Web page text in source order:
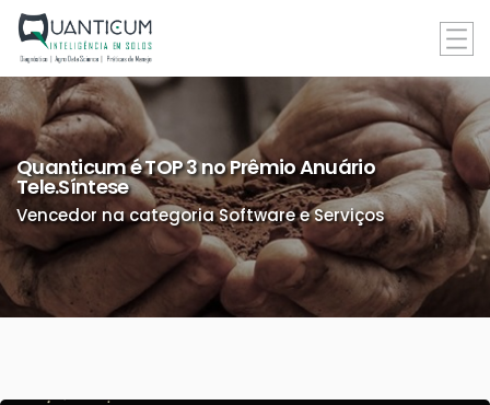
Quanticum é TOP 3 no Prêmio Anuário
Tele.Síntese
Vencedor na categoria Software e Serviços